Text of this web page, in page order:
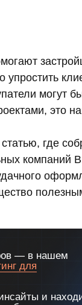
упростить
могут
это
где
компаний
— в нашем
для
и